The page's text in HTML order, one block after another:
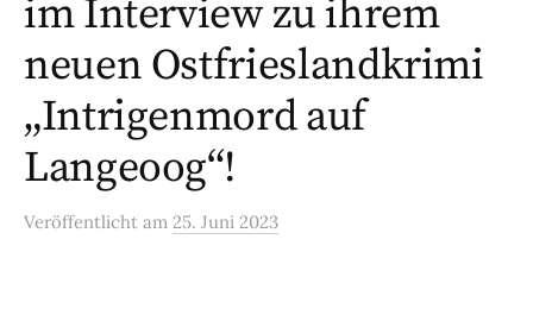
im Interview zu ihrem
neuen Ostfrieslandkrimi
„Intrigenmord auf
Langeoog“!
Veröffentlicht am 25. Juni 2023